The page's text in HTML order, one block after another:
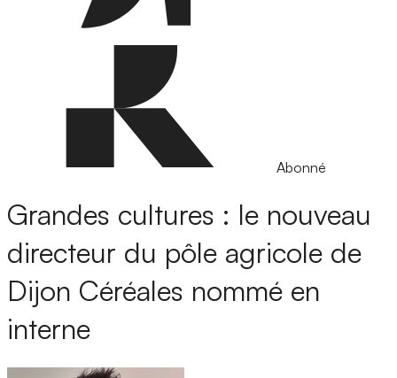
Abonné
Grandes cultures : le nouveau
directeur du pôle agricole de
Dijon Céréales nommé en
interne